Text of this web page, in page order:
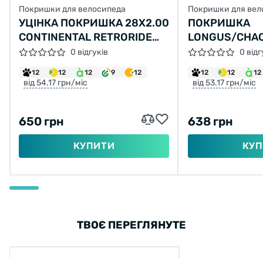
Покришки для велосипеда
УЦІНКА ПОКРИШКА 28Х2.00
CONTINENTAL RETRORIDE
КРЕМОВА ЗІ ВІДБИВАЮЧОЮ
СТРІЧКОЮ
0 відгуків
12 12 12 9 12
від 54.17 грн/міс
650 грн
КУПИТИ
Покришки для
ПОКРИШКА
LONGUS/
GLADIATOR
30TPI (60-
0
12 12 12
від 53.17 грн/міс
638 грн
ТВОЄ ПЕРЕГЛЯНУТЕ